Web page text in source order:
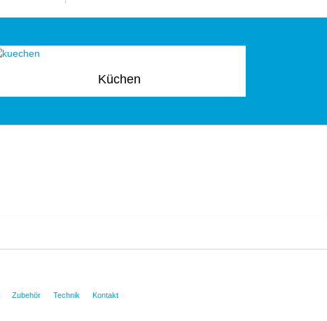
Küchen
Zubehör Technik Kontakt